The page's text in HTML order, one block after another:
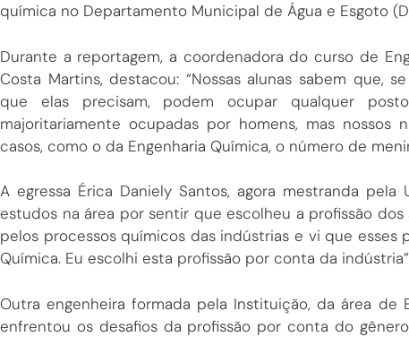
química no Departamento Municipal de Água e Esgoto
Durante a reportagem, a coordenadora do curso de
Costa Martins, destacou: “Nossas alunas sabem que,
que elas precisam, podem ocupar qualquer
majoritariamente ocupadas por homens, mas nossos
casos, como o da Engenharia Química, o número de
A egressa Érica Daniely Santos, agora mestranda
estudos na área por sentir que escolheu a profissão
pelos processos químicos das indústrias e vi que esses
Química. Eu escolhi esta profissão por conta da
Outra engenheira formada pela Instituição, da área de
enfrentou os desafios da profissão por conta do